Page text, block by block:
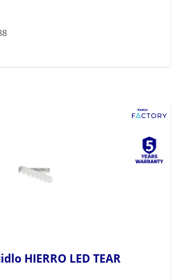
HIERRO LED TEAR